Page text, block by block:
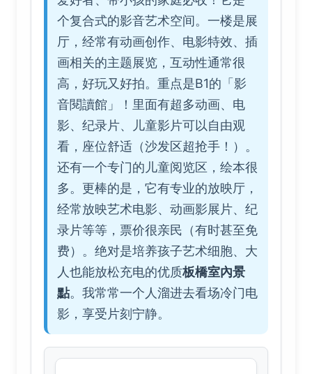
个复合式的影音艺术空间。一楼是展
厅，经常有动画创作、电影特效、插
画相关的主题展览，互动性通常很
高，好玩又好拍。重点是B1的「影
音閱讀館」！里面有超多动画、电
影、纪录片、儿童影片可以自由观
看，座位舒适（沙发区超抢手！）。
还有一个专门的儿童阅览区，绘本很
多。更棒的是，它有专业的放映厅，
经常放映艺术电影、动画影展片、纪
录片等等，票价很亲民（有时甚至免
费）。绝对是培养孩子艺术细胞、大
人也能放松充电的优质板橋室內景
點。我常常一个人溜进去看场冷门电
影，享受片刻宁静。